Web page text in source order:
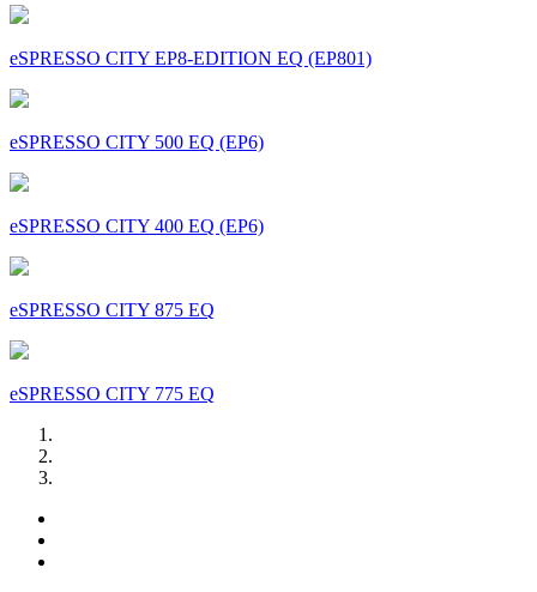
eSPRESSO CITY EP8-EDITION EQ (EP801)
eSPRESSO CITY 500 EQ (EP6)
eSPRESSO CITY 400 EQ (EP6)
eSPRESSO CITY 875 EQ
eSPRESSO CITY 775 EQ